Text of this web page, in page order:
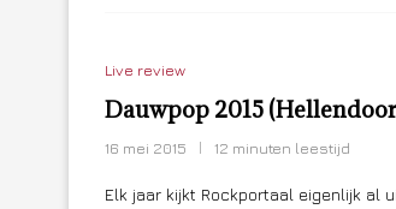
Live review
Dauwpop 2015
16 mei 2015 12 minuten leestijd
Elk jaar kijkt Rockportaal eigenlijk al